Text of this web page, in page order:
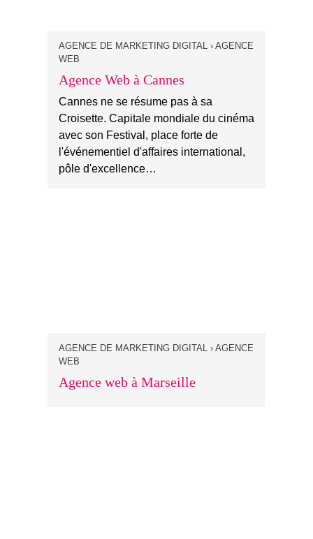
AGENCE DE MARKETING DIGITAL › AGENCE
WEB
Agence Web à Cannes
Cannes ne se résume pas à sa
Croisette. Capitale mondiale du cinéma
avec son Festival, place forte de
l'événementiel d'affaires international,
pôle d'excellence…
AGENCE DE MARKETING DIGITAL › AGENCE
WEB
Agence web à Marseille